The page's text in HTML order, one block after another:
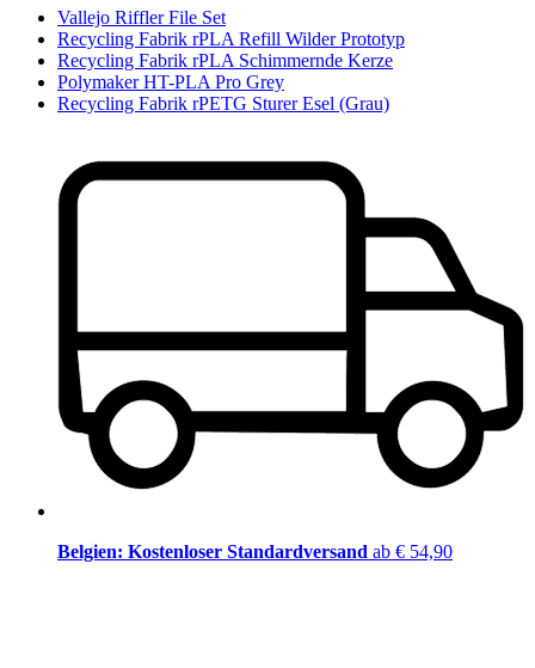
Vallejo Riffler File Set
Recycling Fabrik rPLA Refill Wilder Prototyp
Recycling Fabrik rPLA Schimmernde Kerze
Polymaker HT-PLA Pro Grey
Recycling Fabrik rPETG Sturer Esel (Grau)
Belgien: Kostenloser Standardversand ab € 54,90